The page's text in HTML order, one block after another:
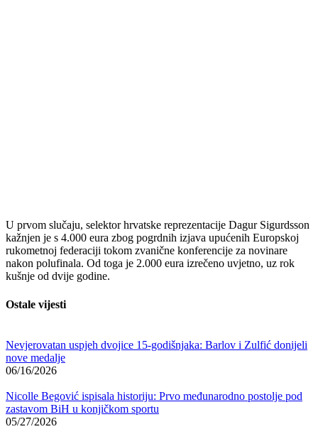
U prvom slučaju, selektor hrvatske reprezentacije Dagur Sigurdsson
kažnjen je s 4.000 eura zbog pogrdnih izjava upućenih Europskoj
rukometnoj federaciji tokom zvanične konferencije za novinare
nakon polufinala. Od toga je 2.000 eura izrečeno uvjetno, uz rok
kušnje od dvije godine.
Ostale vijesti
Nevjerovatan uspjeh dvojice 15-godišnjaka: Barlov i Zulfić donijeli
nove medalje
06/16/2026
Nicolle Begović ispisala historiju: Prvo međunarodno postolje pod
zastavom BiH u konjičkom sportu
05/27/2026